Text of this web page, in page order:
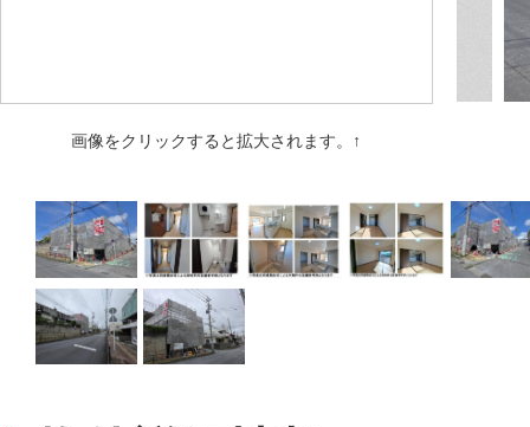
画像をクリックすると拡大されます。↑